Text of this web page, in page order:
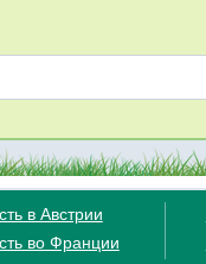
в Австрии
во Франции